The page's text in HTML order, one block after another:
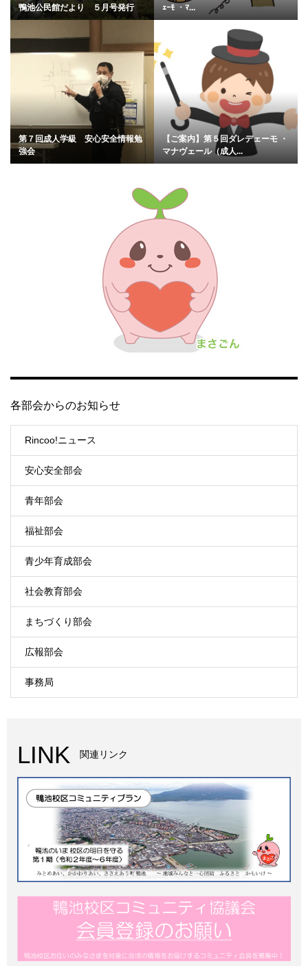
鴨池公民館だより ５月号発行 ｪｰﾓ ・ﾏ...
第７回成人学級 安心安全情報勉
強会
【ご案内】第５回ダレデェーモ ・
マナヴェール（成人...
各部会からのお知らせ
Rincoo!ニュース
安心安全部会
青年部会
福祉部会
青少年育成部会
社会教育部会
まちづくり部会
広報部会
事務局
LINK 関連リンク